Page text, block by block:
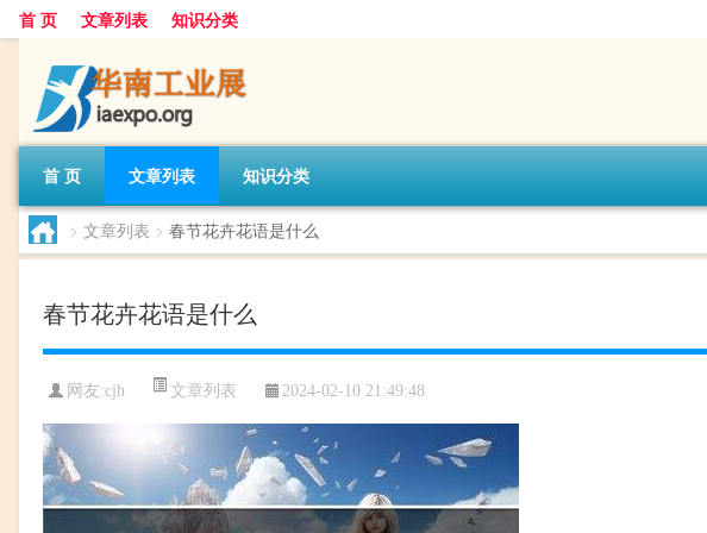
首 页 文章列表 知识分类
首 页 文章列表 知识分类
> 文章列表 > 春节花卉花语是什么
春节花卉花语是什么
网友:cjh 文章列表 2024-02-10 21:49:48